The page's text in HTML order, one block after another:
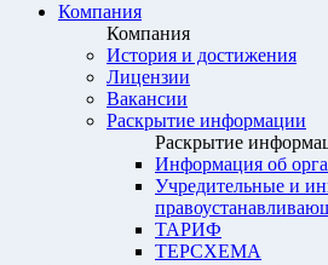
Компания
Компания
История и достижения
Лицензии
Вакансии
Раскрытие информации
Раскрытие
Информация об
Учредительные и
ТАРИФ
ТЕРСХЕМА